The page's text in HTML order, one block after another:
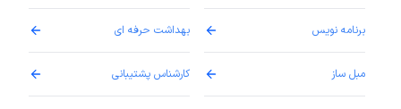
برنامه نویس
مبل ساز
بهداشت حرفه ای
کارشناس پشتیبانی